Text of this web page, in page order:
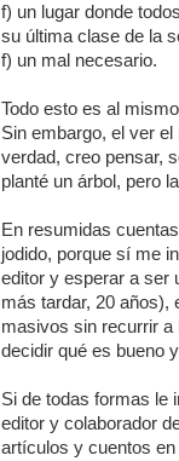
f) un lugar donde
su última clase de la
f) un mal necesario.
Todo esto es al
Sin embargo, el ver
verdad, creo pensar,
planté un árbol, pero
En resumidas
jodido, porque sí me
editor y esperar a ser
más tardar, 20 años),
masivos sin recurrir
decidir qué es bueno
Si de todas formas le
editor y colaborador
artículos y cuentos